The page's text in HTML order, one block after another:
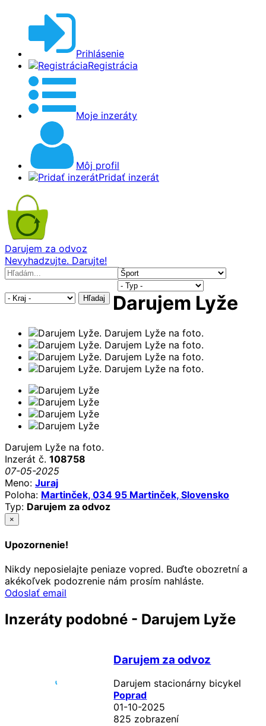
Prihlásenie
Registrácia
Moje inzeráty
Môj profil
Pridať inzerát
Darujem za odvoz
Nevyhadzujte. Darujte!
Hľadaj Darujem Lyže
Darujem Lyže na foto.
Inzerát č. 108758
07-05-2025
Meno: Juraj
Poloha: Martinček, 034 95 Martinček, Slovensko
Typ: Darujem za odvoz
×
Upozornenie!
Nikdy neposielajte peniaze vopred. Buďte obozretní a
akékoľvek podozrenie nám prosím nahláste.
Odoslať email
Inzeráty podobné - Darujem Lyže
Darujem za odvoz
Darujem stacionárny bicykel
Poprad
01-10-2025
825 zobrazení